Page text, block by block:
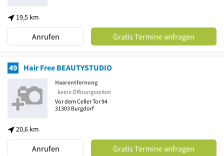
19,5 km
Anrufen Gratis Termine anfragen
49 Hair Free BEAUTYSTUDIO
20,6 km
Haarentfernung
keine Öffnungszeiten
Vor dem Celler Tor 94
31303 Burgdorf
Anrufen Gratis Termine anfragen